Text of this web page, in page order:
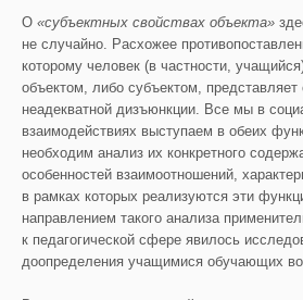
О «субъектных свойствах объекта»
не случайно. Расхожее
которому человек (в частности,
объектом, либо субъектом,
неадекватной дизъюнкции. Все мы в
взаимодействиях выступаем в обеих
необходим анализ их конкретного
особенностей взаимоотношений,
в рамках которых реализуются эти
направлением такого анализа
к педагогической сфере явилось
доопределения учащимися обучающих